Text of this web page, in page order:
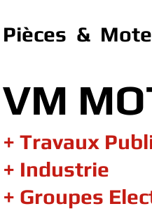
Pièces &
VM
+ Travaux
+ Industrie
+ Groupes